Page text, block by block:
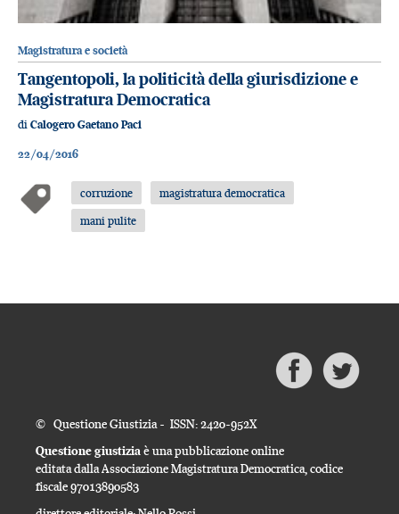
Magistratura e società
Tangentopoli, la politicità della giurisdizione e
Magistratura Democratica
di Calogero Gaetano Paci
22/04/2016
corruzione
magistratura democratica
mani pulite
© Questione Giustizia - ISSN: 2420-952X
Questione giustiziaè una pubblicazione online
editata dalla Associazione Magistratura Democratica, codice
fiscale 97013890583